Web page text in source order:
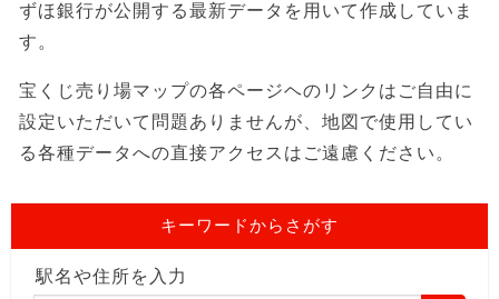
ずほ銀行が公開する最新データを用いて作成していま
す。
宝くじ売り場マップの各ページヘのリンクはご自由に
設定いただいて問題ありませんが、地図で使用してい
る各種データへの直接アクセスはご遠慮ください。
キーワードからさがす
駅名や住所を入力